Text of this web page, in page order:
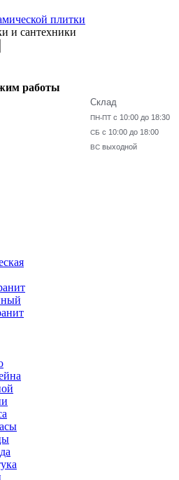
и сантехники
работы
Склад
ПН-ПТ с 10:00 до 18:30
СБ с 10:00 до 18:00
ВС выходной